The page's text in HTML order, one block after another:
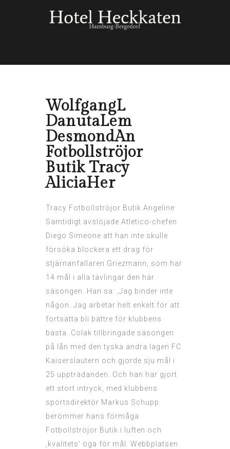
WolfgangL
DanutaLem
DesmondAn
Fotbollströjor
Butik Tracy
AliciaHer
Tracy Fotbollströjor Butik Angeline
Samtidigt avslöjade Atletico-chefen
Diego Simeone att han inte skulle
försöka blockera ett drag för
stjärnanfallaren Griezmann, som har
14 mål i alla tävlingar den här
säsongen. Han sa: ‚Jag binder inte
någon. Jag arbetar helt enkelt för att
fortsätta bli bättre för klubbens
bästa. Colak tillbringade säsongen
på lån med den tyska andra lagen FC
Kaiserslautern och gjorde sju mål i
25 uppträdanden. Och han har gjort
ett stort intryck, med klubbens
sportsdirektör Markus Schupp
berömmer hans förmåga
Fotbollströjor Butik i luften och
‚kvalitets‘ öga för mål. Webbplatsen